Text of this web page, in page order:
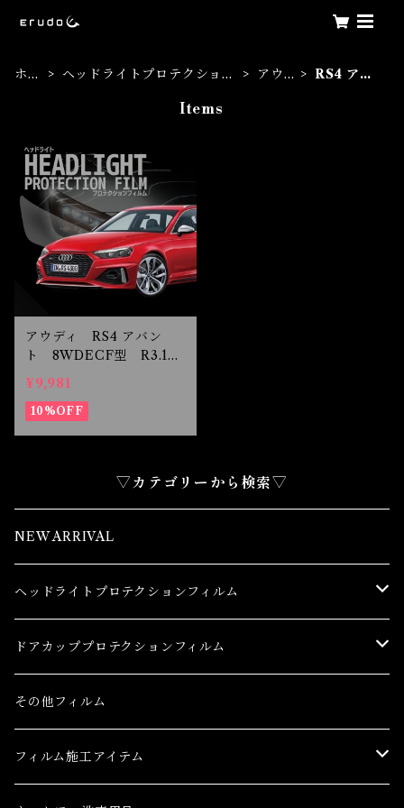
ホー
ヘッドライトプロテクション
アウデ
RS4 アバ
Items
アウディ RS4 アバン
ト 8WDECF型 R3.1
- ヘッドライトプロテク
ションフィルム
¥9,981
10%OFF
▽カテゴリーから検索▽
NEW ARRIVAL
ヘッドライトプロテクションフィルム
トヨタ
86(GR86)
bB
レクサス
CT
ES
日産
ドアカッププロテクションフィルム
トヨタ
86(GR86)
bB
レクサス
その他フィルム
フィルム施工アイテム